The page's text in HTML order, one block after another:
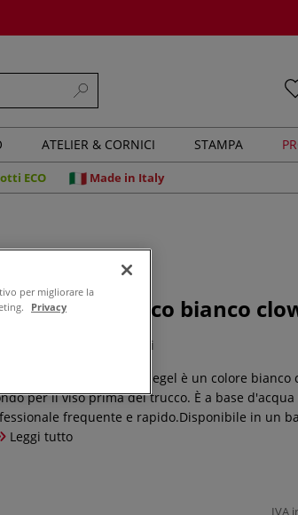
ATELIER & CORNICI STAMPA
ECO Made in Italy
- Trucco bianco
0 recensioni
bianco clown di Eulenspiegel è un colore bianco
per il viso prima del trucco. È a base
frequente e rapido.Disponibile in un
Leggi tutto
IVA
per migliorare la
Privacy